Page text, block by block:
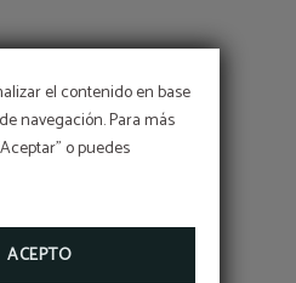
el contenido en base
navegación. Para más
o puedes
ACEPTO